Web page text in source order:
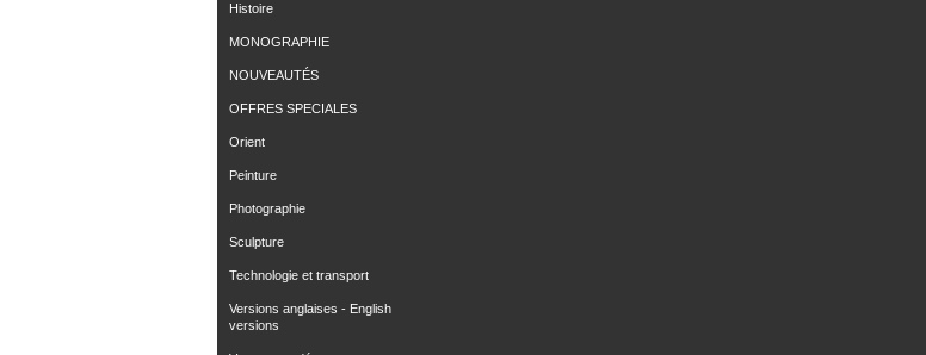
Histoire
MONOGRAPHIE
NOUVEAUTÉS
OFFRES SPECIALES
Orient
Peinture
Photographie
Sculpture
Technologie et transport
Versions anglaises - English
versions